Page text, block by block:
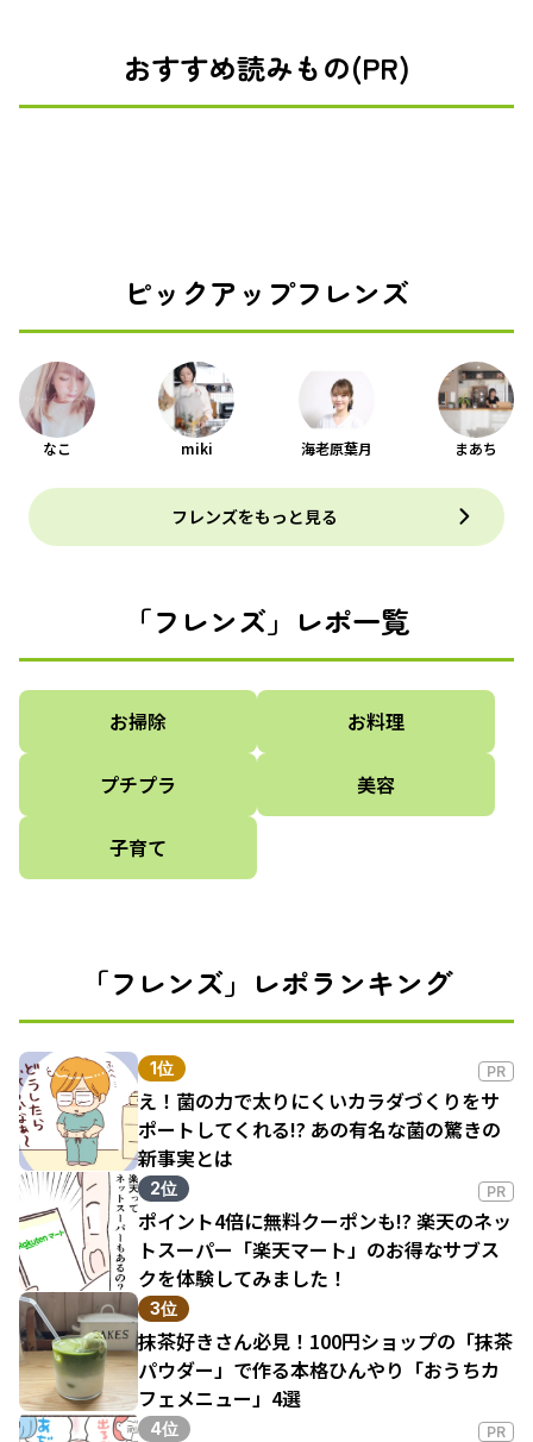
おすすめ読みもの(PR)
ピックアップフレンズ
なこ miki 海老原葉月 まあち
フレンズをもっと見る
「フレンズ」レポ一覧
お掃除 お料理
プチプラ 美容
子育て
「フレンズ」レポランキング
1位 PR
え！菌の力で太りにくいカラダづくりをサ
ポートしてくれる!? あの有名な菌の驚きの
新事実とは
2位 PR
ポイント4倍に無料クーポンも!? 楽天のネッ
トスーパー「楽天マート」のお得なサブス
クを体験してみました！
3位
抹茶好きさん必見！100円ショップの「抹茶
パウダー」で作る本格ひんやり「おうちカ
フェメニュー」4選
4位 PR